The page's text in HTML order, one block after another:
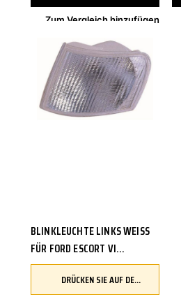
Zum Vergleich hinzufügen
EISENFELS
BLINKLEUCHTE LINKS WEISS F
ÜR FORD ESCORT VI S
TUFENHECK GAL ANL AAL A
BL ALL
DRÜCKEN SIE AUF DEN BUTTON, UM IHR FAHRZEUG ZU ÜBERPRÜFEN UND SICHERZUSTELLEN, DASS DIESES TEIL KOMPATIBEL IST, BEVOR SIE ES BESTELLEN